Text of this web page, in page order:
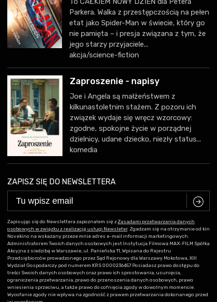
Parkera. Walka z przestępczością na pełen
etat jako Spider-Man w świecie, który go
nie pamięta – i presja związana z tym, że
jego starzy przyjaciele...
akcja/science-fiction
Zaproszenie - napisy
Joe i Angela są małżeństwem z
kilkunastoletnim stażem. Z pozoru ich
związek wydaje się wręcz wzorcowy:
zgodne, spokojne życie w porządnej
dzielnicy, udane dziecko, niezły status...
komedia
ZAPISZ SIĘ DO NEWSLETTERA
C
Zapisując się do Newslettera zapoznałem się zZasadami przetwarzania danych
osobowych w związku z realizacją usługi Newsleter. Zgadzam się na otrzymanie od kin
Novekino na wskazany przeze mnie adres e-mail informacji marketingowych.
Administratorem Twoich danych osobowych jest Instytucja Filmowa MAX-FILM Spółka
Akcyjna z siedzibą w Warszawie, ul. Panieńska 11, Wpisana do Rejestru
Przedsiębiorców prowadzonego przez Sąd Rejonowy dla Warszawy Mokotowa, XIII
Wydział Gospodarczy pod numerem KRS 0000236457 Posiadasz prawo dostępu do
treści Swoich danych osobowych oraz prawo ich sprostowania, usunięcia,
ograniczenia przetwarzania, prawo do przenoszenia danych osobowych, prawo
wniesienia sprzeciwu, a także prawo do cofnięcia zgody w dowolnym momencie.
Wycofanie zgody nie wpływa na zgodność z prawem przetwarzania dokonanego przed